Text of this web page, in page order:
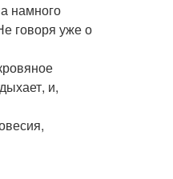
намного
говоря уже о
и,